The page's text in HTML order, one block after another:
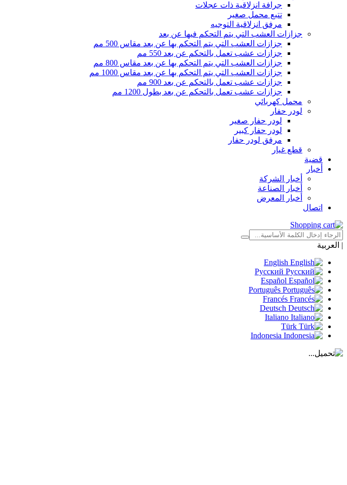
جرافة انزلاقية ذات عجلات
تتبع محمل صغير
مرفق انزلاقية التوجيه
جزازات العشب التي يتم التحكم فيها عن بعد
جزازات العشب التي يتم التحكم بها عن بعد مقاس 500 مم
جزازات عشب تعمل بالتحكم عن بعد 550 مم
جزازات العشب التي يتم التحكم بها عن بعد مقاس 800 مم
جزازات العشب التي يتم التحكم بها عن بعد مقاس 1000 مم
جزازات عشب تعمل بالتحكم عن بعد 900 مم
جزازات عشب تعمل بالتحكم عن بعد بطول 1200 مم
محمل كهربائي
لودر حفار
لودر حفار صغير
لودر حفار كبير
مرفق لودر حفار
قطع غيار
قضية
أخبار
أخبار الشركة
أخبار الصناعة
أخبار المعرض
اتصال
| العربية